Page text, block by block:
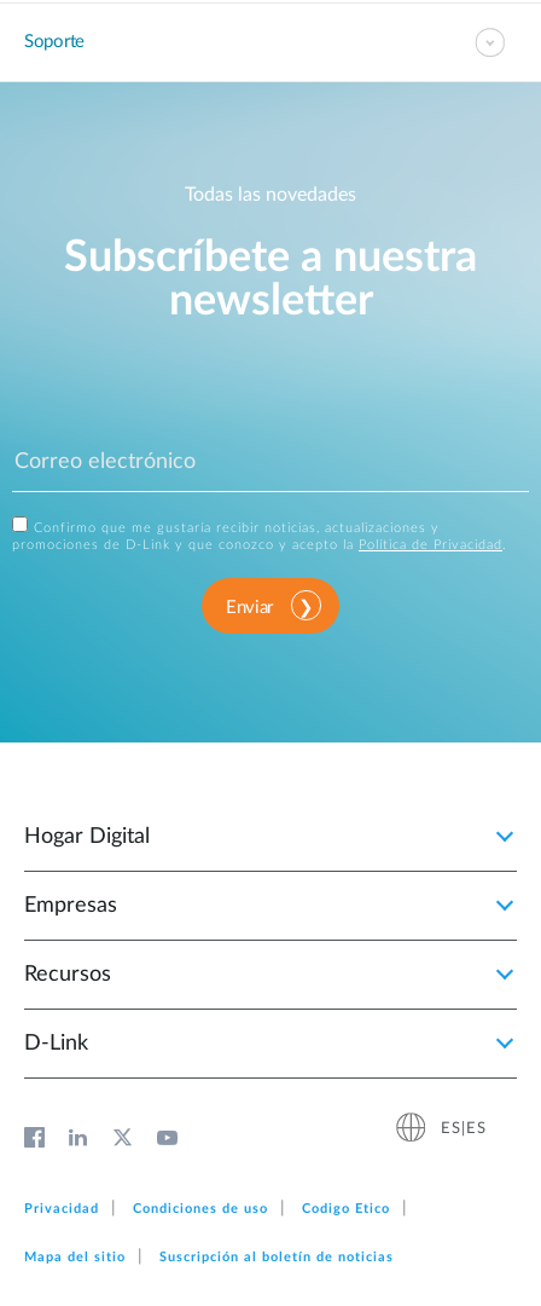
Soporte
Todas las novedades
Subscríbete a nuestra
newsletter
Confirmo que me gustaría recibir noticias, actualizaciones y
promociones de D-Link y que conozco y acepto la
Política de Privacidad .
Enviar
Hogar Digital
Empresas
Recursos
D‑Link
ES|ES
Privacidad Condiciones de uso Codigo Etico
Mapa del sitio Suscripción al boletín de noticias